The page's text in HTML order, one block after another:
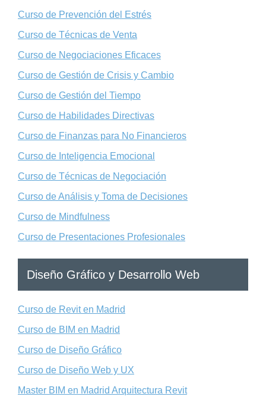
Curso de Prevención del Estrés
Curso de Técnicas de Venta
Curso de Negociaciones Eficaces
Curso de Gestión de Crisis y Cambio
Curso de Gestión del Tiempo
Curso de Habilidades Directivas
Curso de Finanzas para No Financieros
Curso de Inteligencia Emocional
Curso de Técnicas de Negociación
Curso de Análisis y Toma de Decisiones
Curso de Mindfulness
Curso de Presentaciones Profesionales
Diseño Gráfico y Desarrollo Web
Curso de Revit en Madrid
Curso de BIM en Madrid
Curso de Diseño Gráfico
Curso de Diseño Web y UX
Master BIM en Madrid Arquitectura Revit